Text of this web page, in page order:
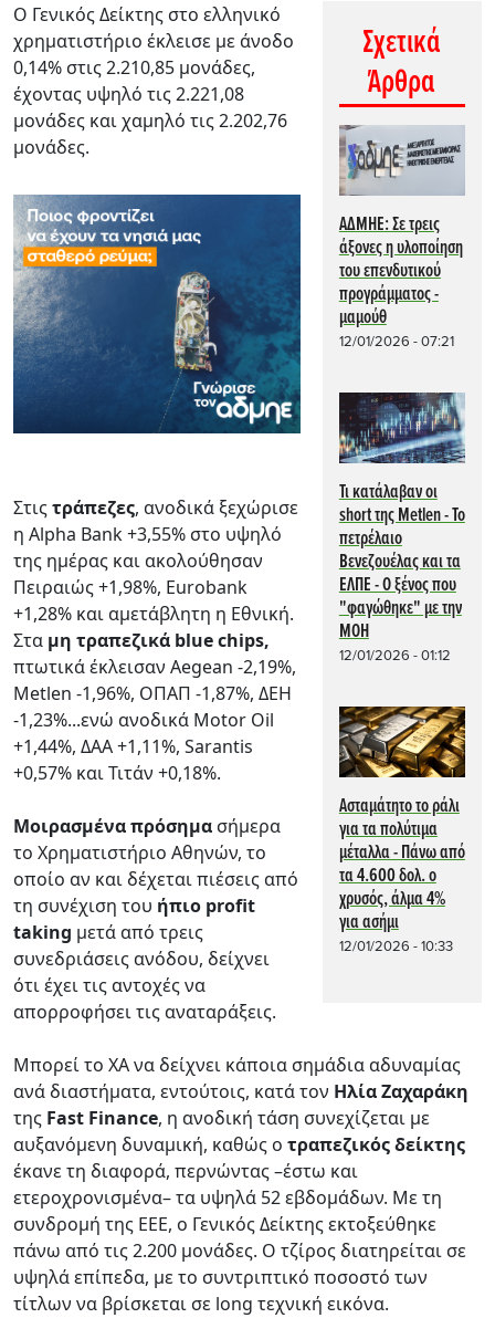
Σχετικά
Άρθρα
AΔΜΗΕ: Σε τρεις
άξονες η υλοποίηση
του επενδυτικού
προγράμματος -
μαμούθ
12/01/2026 - 07:21
Τι κατάλαβαν οι
short της Metlen - To
πετρέλαιο
Βενεζουέλας και τα
ΕΛΠΕ - Ο ξένος που
"φαγώθηκε" με την
ΜΟΗ
12/01/2026 - 01:12
Ασταμάτητο το ράλι
για τα πολύτιμα
μέταλλα - Πάνω από
τα 4.600 δολ. ο
χρυσός, άλμα 4%
για ασήμι
12/01/2026 - 10:33
Ο Γενικός Δείκτης στο ελληνικό
χρηματιστήριο έκλεισε με άνοδο
0,14% στις 2.210,85 μονάδες,
έχοντας υψηλό τις 2.221,08
μονάδες και χαμηλό τις 2.202,76
μονάδες.
Στιςτράπεζες, ανοδικά ξεχώρισε
η Alpha Bank +3,55% στο υψηλό
της ημέρας και ακολούθησαν
Πειραιώς +1,98%, Eurobank
+1,28% και αμετάβλητη η Εθνική.
Στα μη τραπεζικά blue chips,
πτωτικά έκλεισαν Aegean -2,19%,
Metlen -1,96%, ΟΠΑΠ -1,87%, ΔΕΗ
-1,23%...ενώ ανοδικά Motor Oil
+1,44%, ΔΑΑ +1,11%, Sarantis
+0,57% και Τιτάν +0,18%.
Μοιρασμένα πρόσημα σήμερα
το Χρηματιστήριο Αθηνών, το
οποίο αν και δέχεται πιέσεις από
τη συνέχιση του ήπιο profit
taking μετά από τρεις
συνεδριάσεις ανόδου, δείχνει
ότι έχει τις αντοχές να
απορροφήσει τις αναταράξεις.
Μπορεί το ΧΑ να δείχνει κάποια σημάδια αδυναμίας
ανά διαστήματα, εντούτοις, κατά τον Ηλία Ζαχαράκη
της Fast Finance, η ανοδική τάση συνεχίζεται με
αυξανόμενη δυναμική, καθώς ο τραπεζικός δείκτης
έκανε τη διαφορά, περνώντας –έστω και
ετεροχρονισμένα– τα υψηλά 52 εβδομάδων. Με τη
συνδρομή της ΕΕΕ, ο Γενικός Δείκτης εκτοξεύθηκε
πάνω από τις 2.200 μονάδες. Ο τζίρος διατηρείται σε
υψηλά επίπεδα, με το συντριπτικό ποσοστό των
τίτλων να βρίσκεται σε long τεχνική εικόνα.